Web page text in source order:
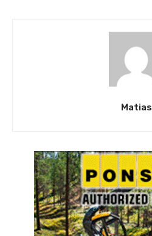
Matias